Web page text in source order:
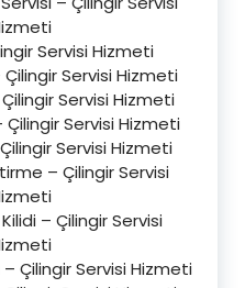
Servisi Hizmeti
Çilingir Servisi Hizmeti
Çilingir Servisi Hizmeti
Çilingir Servisi Hizmeti
Servisi Hizmeti
– Çilingir Servisi
– Çilingir Servisi
– Çilingir Servisi Hizmeti